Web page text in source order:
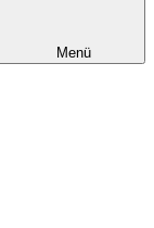
Menü